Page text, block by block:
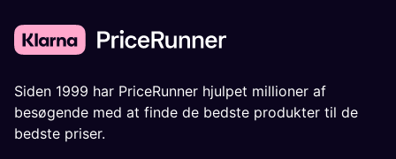
Siden 1999 har PriceRunner hjulpet millioner af
besøgende med at finde de bedste produkter til de
bedste priser.